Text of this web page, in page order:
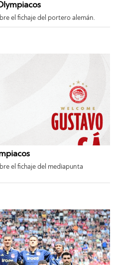
el fichaje del portero alemán.
el fichaje del mediapunta